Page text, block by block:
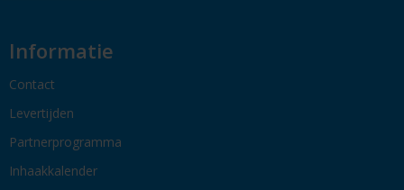
Informatie
Contact
Levertijden
Partnerprogramma
Inhaakkalender